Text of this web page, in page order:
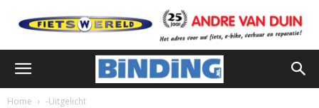
Home -Uitgelicht